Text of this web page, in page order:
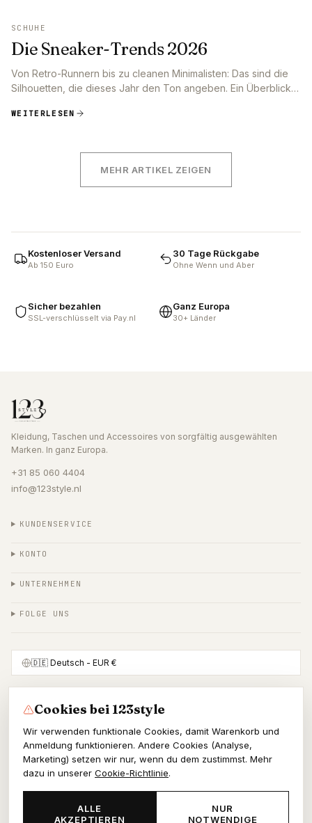
SCHUHE
Die Sneaker-Trends 2026
Von Retro-Runnern bis zu cleanen Minimalisten: Das sind die
Silhouetten, die dieses Jahr den Ton angeben. Ein Überblick
WEITERLESEN
MEHR ARTIKEL ZEIGEN
Kostenloser Versand
Ab 150 Euro
30 Tage Rückgabe
Ohne Wenn und Aber
Sicher bezahlen
SSL-verschlüsselt via Pay.nl
Ganz Europa
30+ Länder
Kleidung, Taschen und Accessoires von sorgfältig ausgewählten
Marken. In ganz Europa.
+31 85 060 4404
info@123style.nl
KUNDENSERVICE
KONTO
UNTERNEHMEN
FOLGE UNS
🇩🇪 Deutsch - EUR €
SICHER BEZAHLEN MIT
Cookies bei 123style
Wir verwenden funktionale Cookies, damit Warenkorb und
Anmeldung funktionieren. Andere Cookies (Analyse,
Marketing) setzen wir nur, wenn du dem zustimmst. Mehr
dazu in unserer Cookie-Richtlinie.
ALLE
AKZEPTIEREN
NUR
NOTWENDIGE